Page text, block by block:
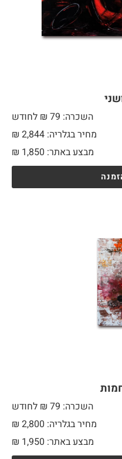
השכרה: 79 ₪ לחודש
מחיר בגלריה: 2,844 ₪
מבצע באתר:
₪ 1,850
השכרה: 79 ₪ לחודש
מחיר בגלריה: 2,800 ₪
מבצע באתר:
₪ 1,950